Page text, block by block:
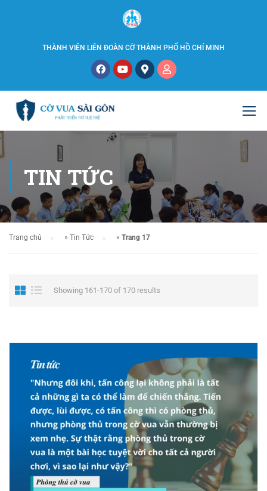
THÀNH VIÊN LIÊN ĐOÀN CỜ THÀNH PHỐ HỒ CHÍ MINH
TIN TỨC
Trang chủ » Tin Tức » Trang 17
Showing 161-170 of 170 results